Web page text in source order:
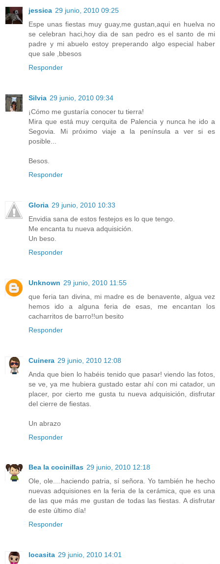
jessica 29 junio, 2010 09:25
Espe unas fiestas muy guay,me gustan,aqui en huelva no
se celebran haci,hoy dia de san pedro es el santo de mi
padre y mi abuelo estoy preperando algo especial haber
que sale ,bbesos
Responder
Silvia 29 junio, 2010 09:34
¡Cómo me gustaría conocer tu tierra!
Mira que está muy cerquita de Palencia y nunca he ido a
Segovia. Mi próximo viaje a la península a ver si es
posible...
Besos.
Responder
Gloria 29 junio, 2010 10:33
Envidia sana de estos festejos es lo que tengo.
Me encanta tu nueva adquisición.
Un beso.
Responder
Unknown 29 junio, 2010 11:55
que feria tan divina, mi madre es de benavente, algua vez
hemos ido a alguna feria de esas, me encantan los
cacharritos de barro!!un besito
Responder
Cuinera 29 junio, 2010 12:08
Anda que bien lo habéis tenido que pasar! viendo las fotos,
se ve, ya me hubiera gustado estar ahí con mi catador, un
placer, por cierto me gusta tu nueva adquisición, disfrutar
del cierre de fiestas.
Un abrazo
Responder
Bea la cocinillas 29 junio, 2010 12:18
Ole, ole....haciendo patria, sí señora. Yo también he hecho
nuevas adquisiones en la feria de la cerámica, que es una
de las que más me gustan de todas las fiestas. A disfrutar
de este último día!
Responder
locasita 29 junio, 2010 14:01